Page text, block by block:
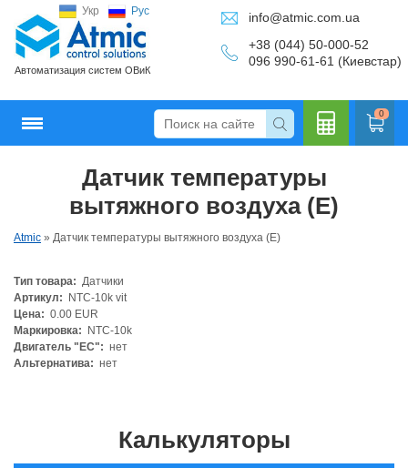
Укр Рус
Автоматизация систем ОВиК
info@atmic.com.ua
+38 (044) 50-000-52
096 990-61-61 (Киевстар)
0
Датчик температуры
вытяжного воздуха (E)
Atmic » Датчик температуры вытяжного воздуха (E)
Тип товара: Датчики
Артикул:
NTC-10k vit
Цена: 0.00 EUR
Маркировка:
NTC-10k
Двигатель "ЕС": нет
Альтернатива: нет
Калькуляторы